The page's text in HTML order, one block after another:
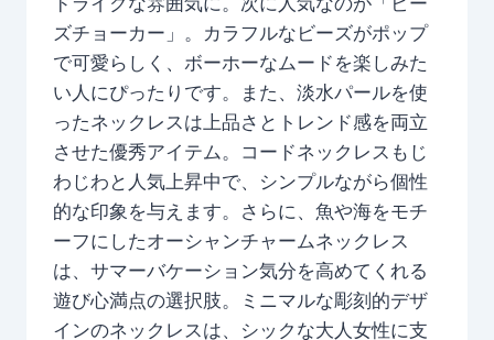
ズチョーカー」。カラフルなビーズがポップ
で可愛らしく、ボーホーなムードを楽しみた
い人にぴったりです。また、淡水パールを使
ったネックレスは上品さとトレンド感を両立
させた優秀アイテム。コードネックレスもじ
わじわと人気上昇中で、シンプルながら個性
的な印象を与えます。さらに、魚や海をモチ
ーフにしたオーシャンチャームネックレス
は、サマーバケーション気分を高めてくれる
遊び心満点の選択肢。ミニマルな彫刻的デザ
インのネックレスは、シックな大人女性に支